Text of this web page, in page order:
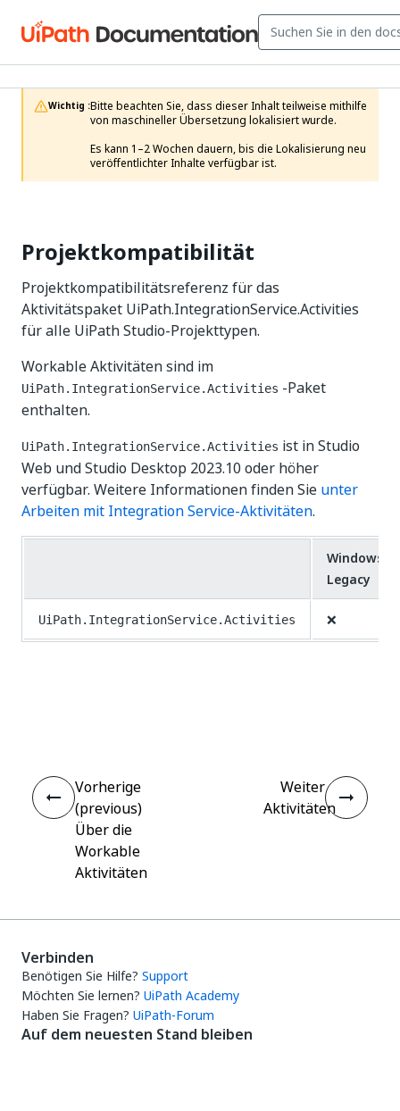
Wichtig :Bitte beachten Sie, dass dieser Inhalt teilweise mithilfe
von maschineller Übersetzung lokalisiert wurde.
Es kann 1–2 Wochen dauern, bis die Lokalisierung neu
veröffentlichter Inhalte verfügbar ist.
Projektkompatibilität
Projektkompatibilitätsreferenz für das
Aktivitätspaket UiPath.IntegrationService.Activities
für alle UiPath Studio-Projekttypen.
Workable Aktivitäten sind im
UiPath.IntegrationService.Activities -Paket
enthalten.
UiPath.IntegrationService.Activities ist in Studio
Web und Studio Desktop 2023.10 oder höher
verfügbar. Weitere Informationen finden Sie unter
Arbeiten mit Integration Service-Aktivitäten.
Windows –
Legacy
UiPath.IntegrationService.Activities ❌
Vorherige
(previous)
Über die
Workable
Aktivitäten
Weiter
Aktivitäten
Verbinden
Benötigen Sie Hilfe? Support
Möchten Sie lernen? UiPath Academy
Haben Sie Fragen? UiPath-Forum
Auf dem neuesten Stand bleiben